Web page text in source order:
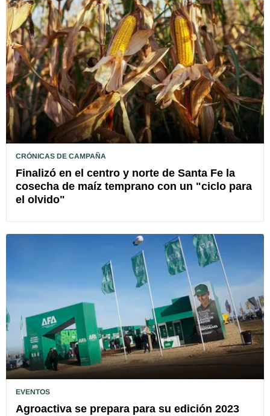
CRÓNICAS DE CAMPAÑA
Finalizó en el centro y norte de Santa Fe la
cosecha de maíz temprano con un "ciclo para
el olvido"
EVENTOS
Agroactiva se prepara para su edición 2023